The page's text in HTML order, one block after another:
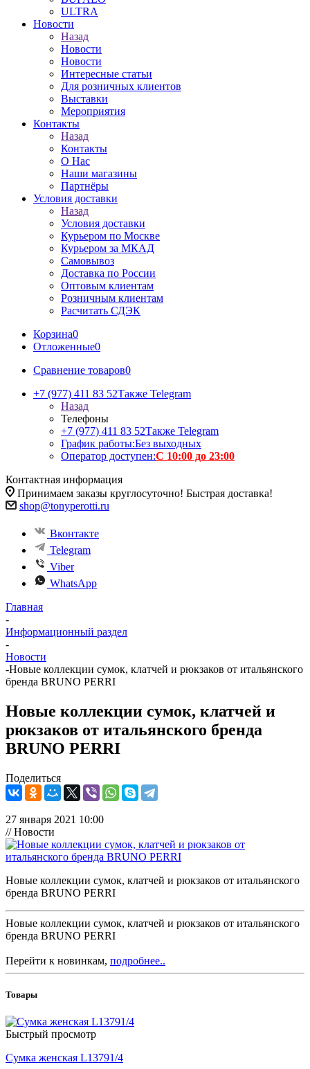
ULTRA
Новости
Назад
Новости
Новости
Интересные статьи
Для розничных клиентов
Выставки
Мероприятия
Контакты
Назад
Контакты
О Нас
Наши магазины
Партнёры
Условия доставки
Назад
Условия доставки
Курьером по Москве
Курьером за МКАД
Самовывоз
Доставка по России
Оптовым клиентам
Розничным клиентам
Расчитать СДЭК
Корзина0
Отложенные0
Сравнение товаров0
+7 (977) 411 83 52Также Telegram
Назад
Телефоны
+7 (977) 411 83 52Также Telegram
График работы:Без выходных
Оператор доступен:С 10:00 до 23:00
Контактная информация
Принимаем заказы круглосуточно! Быстрая доставка!
shop@tonyperotti.ru
Вконтакте
Telegram
Viber
WhatsApp
Главная
-
Информационный раздел
-
Новости
-Новые коллекции сумок, клатчей и рюкзаков от итальянского
бренда BRUNO PERRI
Новые коллекции сумок, клатчей и
рюкзаков от итальянского бренда
BRUNO PERRI
Поделиться
27 января 2021 10:00
// Новости
Новые коллекции сумок, клатчей и рюкзаков от итальянского
бренда BRUNO PERRI
Новые коллекции сумок, клатчей и рюкзаков от итальянского
бренда BRUNO PERRI
Перейти к новинкам, подробнее..
Товары
Быстрый просмотр
Сумка женская L13791/4